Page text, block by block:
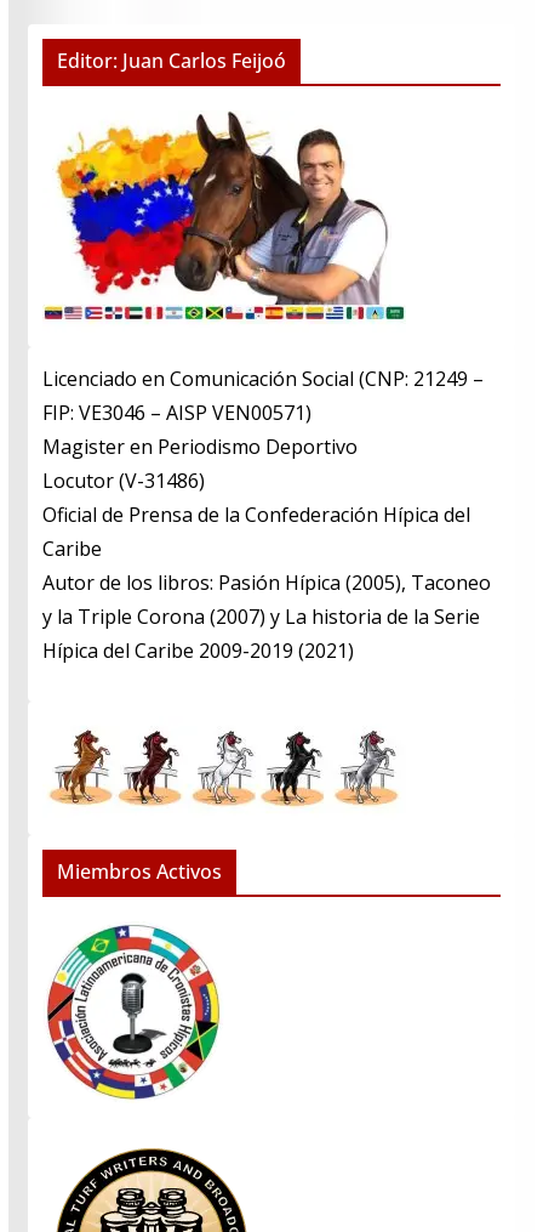
Editor: Juan Carlos Feijoó
Licenciado en Comunicación Social (CNP: 21249 –
FIP: VE3046 – AISP VEN00571)
​Magister en Periodismo Deportivo
​Locutor (V-31486)
​Oficial de Prensa de la Confederación Hípica del
Caribe
​Autor de los libros: Pasión Hípica (2005), Taconeo
y la Triple Corona (2007) y La historia de la Serie
Hípica del Caribe 2009-2019 (2021)
Miembros Activos